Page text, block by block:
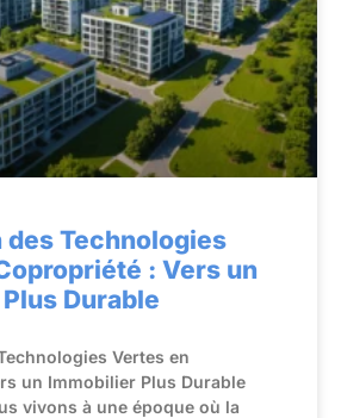
Technologies
: Vers un
Durable
Vertes en
un Immobilier Plus Durable
vivons à une époque où la